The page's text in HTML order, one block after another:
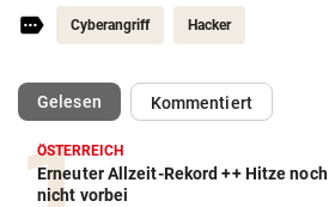
Cyberangriff Hacker
Gelesen(ausgewählt)Kommentiert
ÖSTERREICH
Erneuter Allzeit-Rekord ++ Hitze noch
nicht vorbei